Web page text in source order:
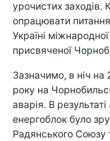
урочистих заходів.
опрацювати
Україні
присвяченої
Зазначимо, в ніч на
року на
аварія. В
енергоблок було
Радянського Союзу